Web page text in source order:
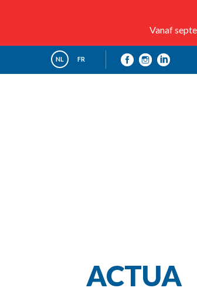
Vanaf
NL FR
ACTUA